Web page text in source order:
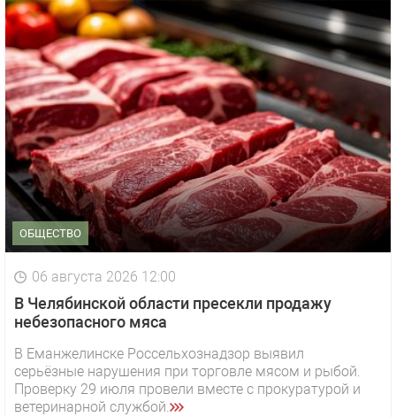
ОБЩЕСТВО
06 августа 2026 12:00
В Челябинской области пресекли продажу
небезопасного мяса
В Еманжелинске Россельхознадзор выявил
серьёзные нарушения при торговле мясом и рыбой.
Проверку 29 июля провели вместе с прокуратурой и
ветеринарной службой.